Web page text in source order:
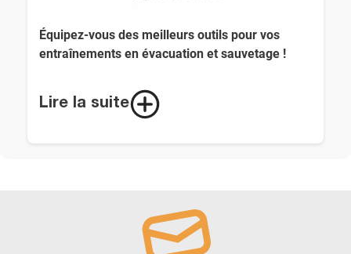
Équipez-vous des meilleurs outils pour vos
entraînements en évacuation et sauvetage !
📦 Livraison rapide24-48h
en France
🏋️ Des Mannequins Réalistes pour des
spécialement conçus pour simuler des situations
réelles d'évacuation et de sauvetage.
Lire la suite